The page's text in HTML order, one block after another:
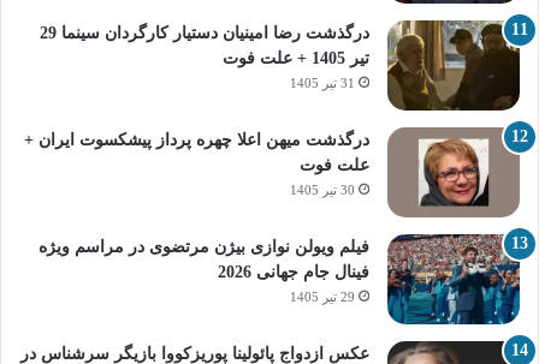
درگذشت رضا امینیان دستیار کارگردان سینما 29
تیر 1405 + علت فوت
31 تیر 1405
درگذشت میهن اعلا چهره پرداز پیشکسوت ایران +
علت فوت
30 تیر 1405
فیلم ویولن نوازی بیژن مرتضوی در مراسم ویژه
فینال جام جهانی 2026
29 تیر 1405
عکس ازدواج پائولینا پوریزکووا بازیگر سرشناس در